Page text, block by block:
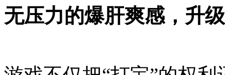
无压力的爆肝爽感，升